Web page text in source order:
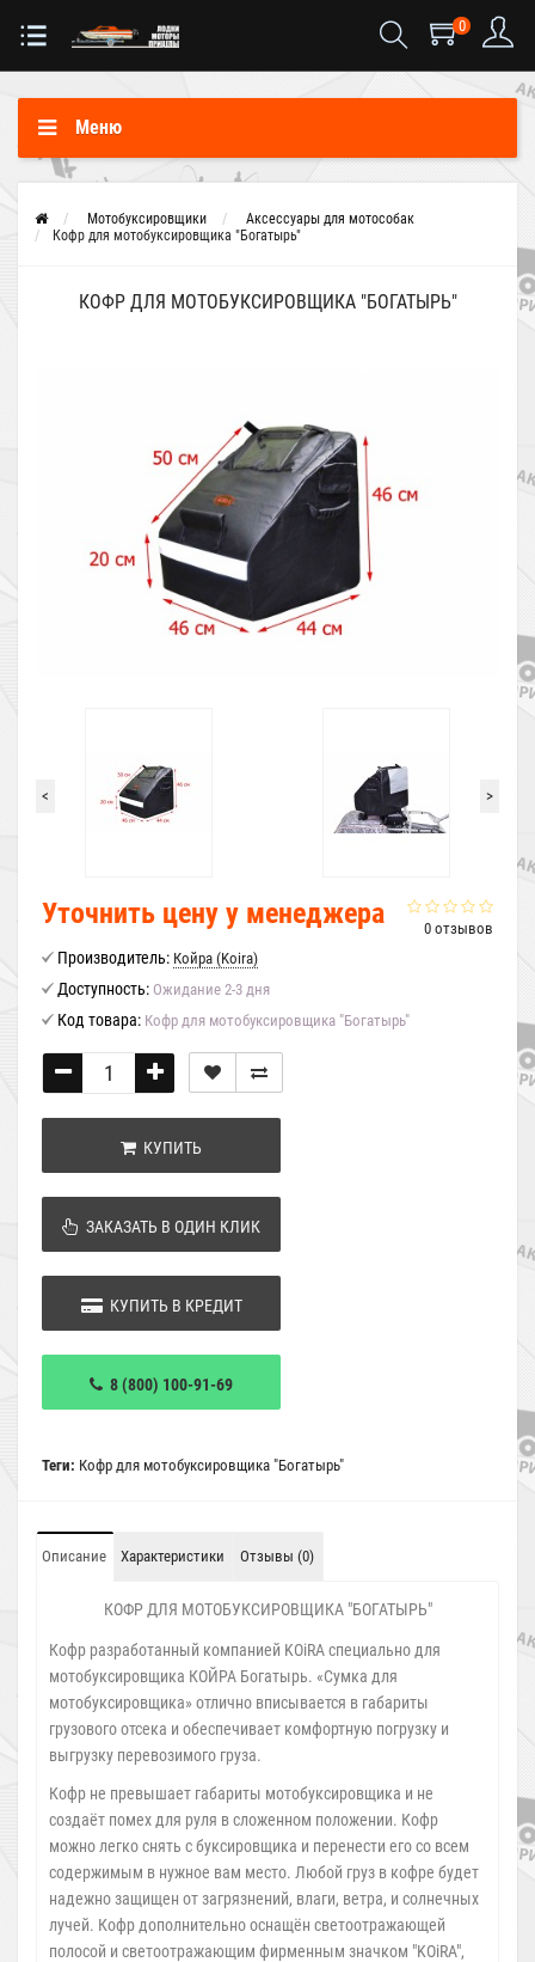
0
Меню
Мотобуксировщики
Аксессуары для мотособак
Кофр для мотобуксировщика "Богатырь"
КОФР ДЛЯ МОТОБУКСИРОВЩИКА "БОГАТЫРЬ"
< >
0 отзывов
Уточнить цену у менеджера
Производитель: Койра (Koira)
Доступность: Ожидание 2-3 дня
Код товара: Кофр для мотобуксировщика "Богатырь"
КУПИТЬ
ЗАКАЗАТЬ В ОДИН КЛИК
КУПИТЬ В КРЕДИТ
8 (800) 100-91-69
Теги: Кофр для мотобуксировщика "Богатырь"
Описание Характеристики Отзывы (0)
КОФР ДЛЯ МОТОБУКСИРОВЩИКА "БОГАТЫРЬ"
Кофр разработанный компанией KOiRA специально для
мотобуксировщика КОЙРА Богатырь. «Сумка для
мотобуксировщика» отлично вписывается в габариты
грузового отсека и обеспечивает комфортную погрузку и
выгрузку перевозимого груза.
Кофр не превышает габариты мотобуксировщика и не
создаёт помех для руля в сложенном положении. Кофр
можно легко снять с буксировщика и перенести его со всем
содержимым в нужное вам место. Любой груз в кофре будет
надежно защищен от загрязнений, влаги, ветра, и солнечных
лучей. Кофр дополнительно оснащён светоотражающей
полосой и светоотражающим фирменным значком "KOiRA",